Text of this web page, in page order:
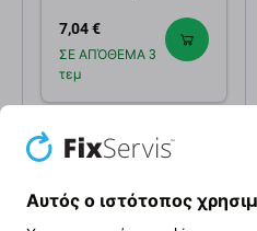
7,04 €
ΣΕ ΑΠΌΘΕΜΑ 3
τεμ
Αυτός ο ιστότοπος